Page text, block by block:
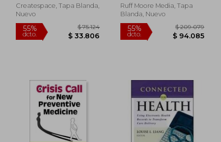
Inglés)
Createspace, Tapa Blanda,
Nuevo
Ruff Moore Media, Tapa
Blanda, Nuevo